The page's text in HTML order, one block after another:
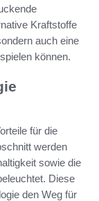
Kraftstoffe
auch eine
können.
für die
werden
sowie die
Diese
den Weg für